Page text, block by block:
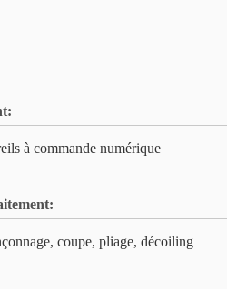
à commande numérique
coupe, pliage, décoiling